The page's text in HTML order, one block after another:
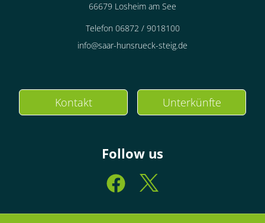
66679 Losheim am See
Telefon 06872 / 9018100
info@saar-hunsrueck-steig.de
Kontakt Unterkünfte
Follow us